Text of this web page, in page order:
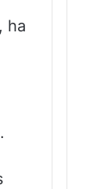
, ha